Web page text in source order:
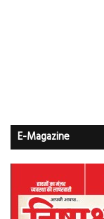
E-Magazine